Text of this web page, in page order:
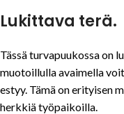
Lukittava terä.
Tässä turvapuukossa on
muotoillulla avaimella
estyy. Tämä on erityisen
herkkiä työpaikoilla.